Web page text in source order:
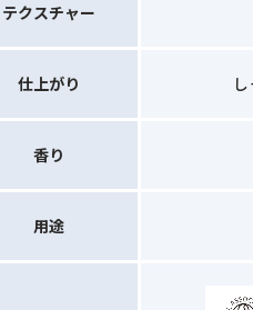
テクスチャー
仕上がり
香り
用途